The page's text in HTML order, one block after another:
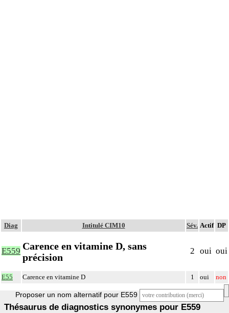
Diag Intitulé CIM10 Sév. Actif DP
E559 Carence en vitamine D, sans
précision
2 oui oui
E55 Carence en vitamine D 1 oui non
Proposer un nom alternatif pour E559
Thésaurus de diagnostics synonymes pour E559